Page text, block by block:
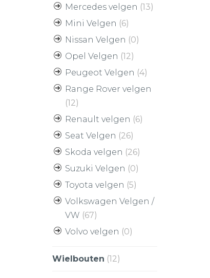
Mercedes velgen (13)
Mini Velgen (6)
Nissan Velgen (0)
Opel Velgen (12)
Peugeot Velgen (4)
Range Rover velgen
(12)
Renault velgen (6)
Seat Velgen (26)
Skoda velgen (26)
Suzuki Velgen (0)
Toyota velgen (5)
Volkswagen Velgen /
VW (67)
Volvo velgen (0)
Wielbouten (12)